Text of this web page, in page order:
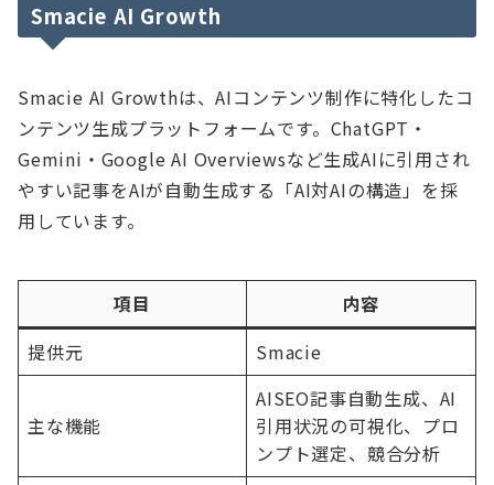
Smacie AI Growth
Smacie AI Growthは、AIコンテンツ制作に特化したコ
ンテンツ生成プラットフォームです。ChatGPT・
Gemini・Google AI Overviewsなど生成AIに引用され
やすい記事をAIが自動生成する「AI対AIの構造」を採
用しています。
項目
内容
提供元
Smacie
主な機能
AISEO記事自動生成、AI
引用状況の可視化、プロ
ンプト選定、競合分析